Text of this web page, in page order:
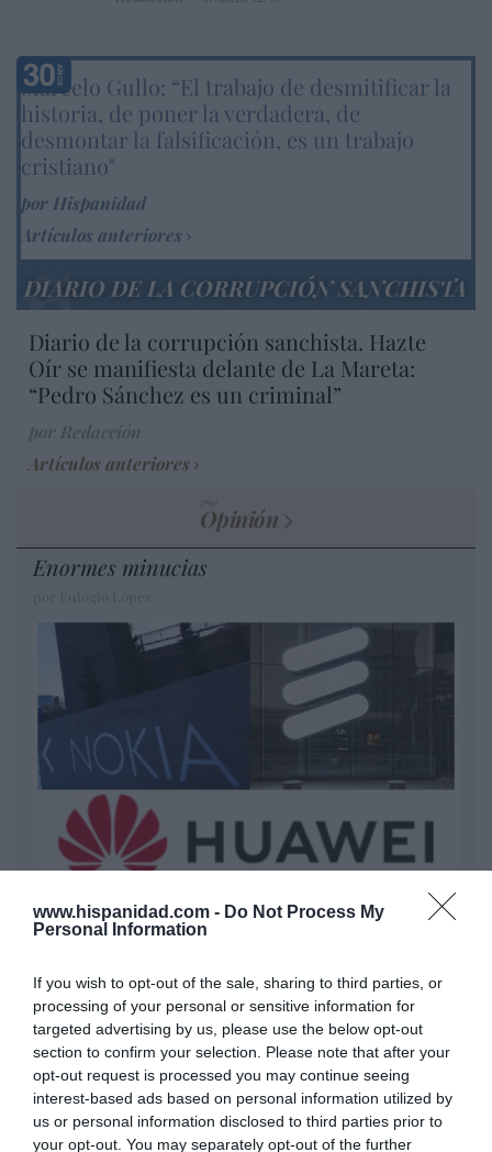
www.hispanidad.com - Do Not Process My
Personal Information
If you wish to opt-out of the sale, sharing to third parties, or
processing of your personal or sensitive information for
targeted advertising by us, please use the below opt-out
section to confirm your selection. Please note that after your
opt-out request is processed you may continue seeing
interest-based ads based on personal information utilized by
us or personal information disclosed to third parties prior to
your opt-out. You may separately opt-out of the further
Marcelo Gullo: “El trabajo de desmitificar la
historia, de poner la verdadera, de
desmontar la falsificación, es un trabajo
cristiano"
por Hispanidad
Artículos anteriores
DIARIO DE LA CORRUPCIÓN SANCHISTA
Diario de la corrupción sanchista. Hazte
Oír se manifiesta delante de La Mareta:
“Pedro Sánchez es un criminal”
Artículos anteriores
Opinión
Enormes minucias
Nokia, Ericsson... Huawei: lo que importan
son las patentes
Eulogio López
Isabel Pantoja pierde dos pleitos
con Hacienda por 700.000
euros... suma y sigue
Eulogio López
El IBEX 35 cerró la sesión del